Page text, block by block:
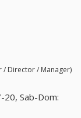
/ Director / Manager)
20, Sab-Dom: